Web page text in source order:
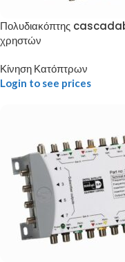
Πολυδιακόπτης
χρηστών
Κίνηση Κατόπτρων
Login to see prices